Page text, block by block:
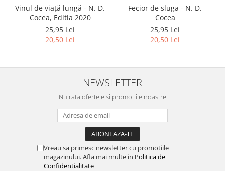
Vinul de viaţă lungă - N. D.
Cocea, Editia 2020
25,95 Lei
20,50 Lei
Fecior de sluga - N. D.
Cocea
25,95 Lei
20,50 Lei
NEWSLETTER
Nu rata ofertele si promotiile noastre
Vreau sa primesc newsletter cu promotiile
magazinului. Afla mai multe in Politica de
Confidentialitate